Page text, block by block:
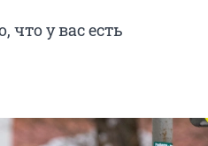
что у вас есть